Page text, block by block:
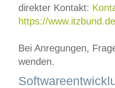
direkter Kontakt:
https://
Bei Anregungen,
wenden.